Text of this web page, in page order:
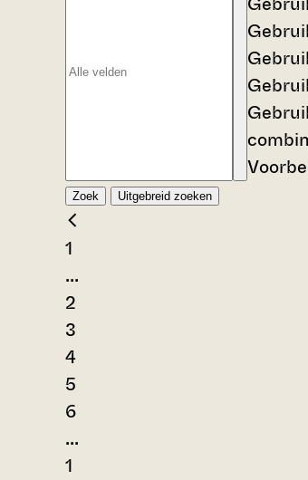
Zoek Uitgebreid zoeken
1
...
2
3
4
5
6
...
1